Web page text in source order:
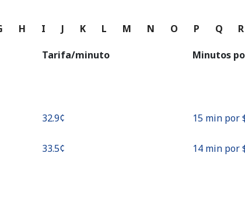
H I J K L M N O P Q R
Tarifa/minuto Minutos
⁦32.9¢⁩ 15 min por
⁦33.5¢⁩ 14 min por